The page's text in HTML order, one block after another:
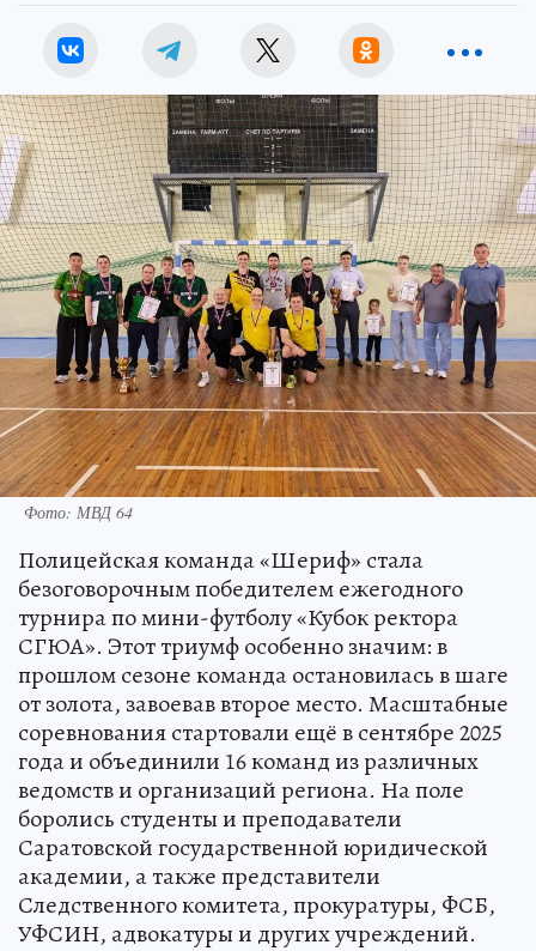
Фото: МВД 64
Полицейская команда «Шериф» стала
безоговорочным победителем ежегодного
турнира по мини-футболу «Кубок ректора
СГЮА». Этот триумф особенно значим: в
прошлом сезоне команда остановилась в шаге
от золота, завоевав второе место. Масштабные
соревнования стартовали ещё в сентябре 2025
года и объединили 16 команд из различных
ведомств и организаций региона. На поле
боролись студенты и преподаватели
Саратовской государственной юридической
академии, а также представители
Следственного комитета, прокуратуры, ФСБ,
УФСИН, адвокатуры и других учреждений.